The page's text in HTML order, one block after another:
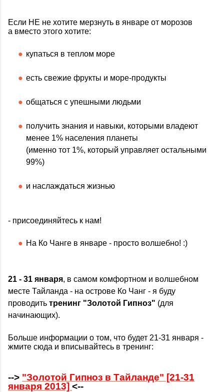
Если НЕ не хотите мерзнуть в январе от морозов
а вместо этого хотите:
купаться в теплом море
есть свежие фрукты и море-продукты
общаться с упешными людьми
получить знания и навыки, которыми владеют
менее 1% населения планеты
(именно тот 1%, который управляет остальными
99%)
и наслаждаться жизнью
- присоединяйтесь к нам!
На Ко Чанге в январе - просто волшебно! :)
21 - 31 января, в самом комфортном и волшебном
месте Тайланда - на острове Ко Чанг - я буду
проводить тренинг "Золотой Гипноз" (для
начинающих).
Больше информации о том, что будет 21-31 января -
жмите сюда и вписывайтесь в тренинг:
--> "Золотой Гипноз в Тайланде" [21-31
января 2013] <--